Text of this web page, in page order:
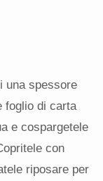
una spessore
foglio di carta
e cospargetele
con
riposare per